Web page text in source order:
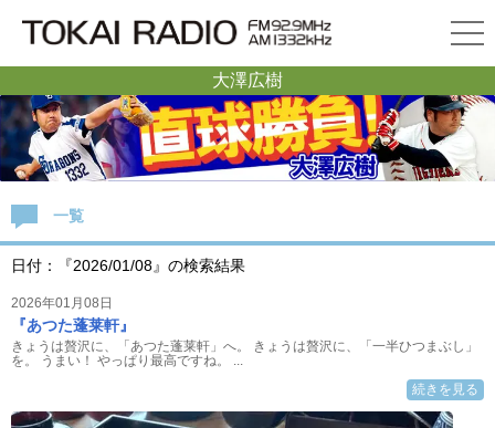
大澤広樹
一覧
日付：『2026/01/08』の検索結果
2026年01月08日
『あつた蓬莱軒』
きょうは贅沢に、「あつた蓬莱軒」へ。 きょうは贅沢に、「一半ひつまぶし」
を。 うまい！ やっぱり最高ですね。 ...
続きを見る